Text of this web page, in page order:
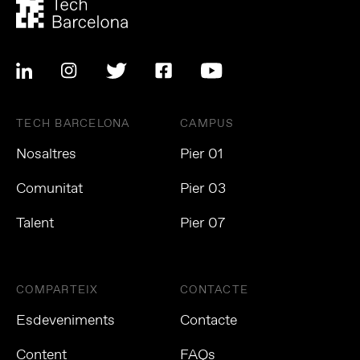
TECH BARCELONA
Nosaltres
Comunitat
Talent
CAMPUS
Pier 01
Pier 03
Pier 07
COMPARTEIX
Esdeveniments
Content
CONTACTE
Contacte
FAQs